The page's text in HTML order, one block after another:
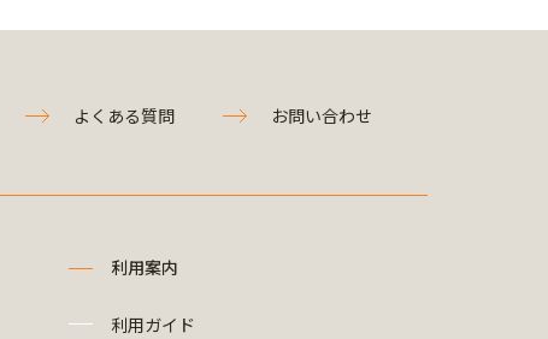
よくある質問 お問い合わせ
利用案内
利用ガイド